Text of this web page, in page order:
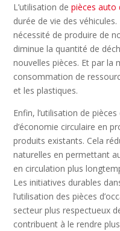
L’utilisation depièces auto
durée de vie des
nécessité de produire de
diminue la quantité de
nouvelles pièces. Et par la
consommation de
et les plastiques.
Enfin, l’utilisation de
d’économie circulaire en
produits existants. Cela
naturelles en permettant
en circulation plus
Les initiatives durables
l’utilisation des pièces
secteur plus respectueux
contribuent à le rendre